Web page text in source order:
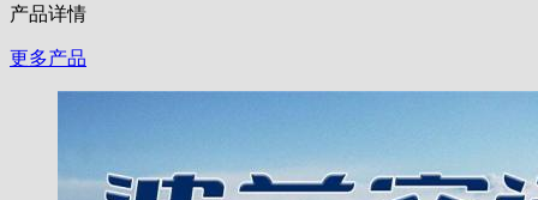
产品详情
更多产品